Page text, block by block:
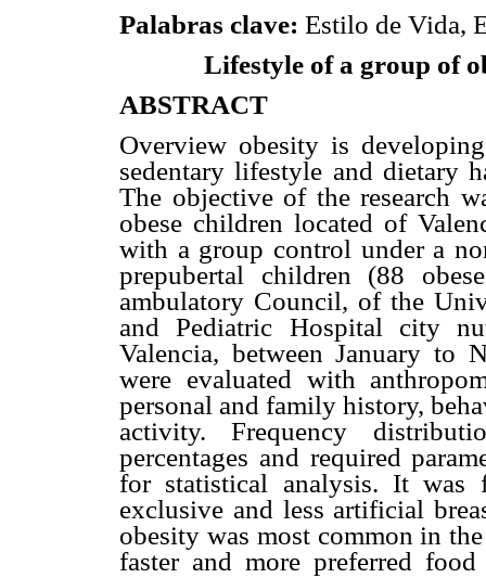
Palabras clave: Estilo de Vida,
Lifestyle of a group of
ABSTRACT
Overview obesity is
sedentary lifestyle and dietary
The objective of the research
obese children located of
with a group control under a
prepubertal children (88
ambulatory Council, of the
and Pediatric Hospital city
Valencia, between January to
were evaluated with
personal and family history,
activity. Frequency
percentages and required
for statistical analysis. It was
exclusive and less artificial
obesity was most common in
faster and more preferred